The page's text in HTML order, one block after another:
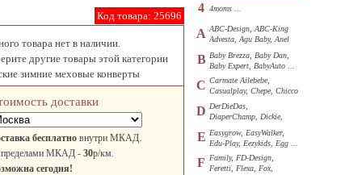
Код товара: 25696
товара нет в наличии.
другие товары этой категории
зимние меховые конверты
доставки
бесплатно внутри МКАД.
пределами МКАД - 30р/км.
сегодня!
4 4moms ...
A ABC-Design, ABC-King
Advesta, Agu Baby, Anel
B Baby Brezza, Baby Dan,
Baby Expert, BabyAuto ...
C Carmate Ailebebe,
Casualplay, Chepe, Chicco
D DerDieDas,
DiaperChamp, Dickie,
E Easygrow, EasyWalker,
Edu-Play, Eezykids, Egg ...
F
Family, FD-Design,
Feretti, Flexa, Fox,